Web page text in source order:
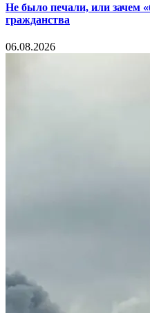
Не было печали, или зачем
гражданства
06.08.2026